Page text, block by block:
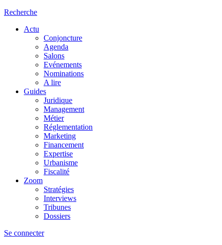
Recherche
Actu
Conjoncture
Agenda
Salons
Evénements
Nominations
A lire
Guides
Juridique
Management
Métier
Réglementation
Marketing
Financement
Expertise
Urbanisme
Fiscalité
Zoom
Stratégies
Interviews
Tribunes
Dossiers
Se connecter